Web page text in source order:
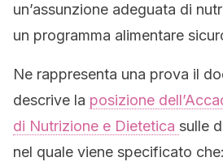
un’assunzione adeguata di
un programma alimentare
Ne rappresenta una prova il
descrive la posizione
di Nutrizione e Dietetica sulle
nel quale viene specificato che: